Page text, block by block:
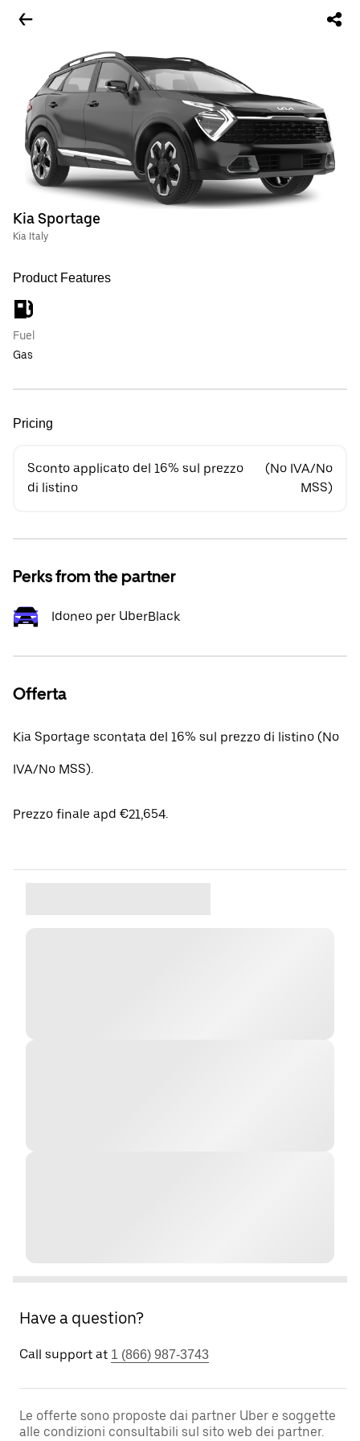
Kia Sportage
Kia Italy
Product Features
Fuel
Gas
Pricing
Sconto applicato del 16% sul prezzo
di listino
(No IVA/No
MSS)
Perks from the partner
Idoneo per UberBlack
Offerta
Kia Sportage scontata del 16% sul prezzo di listino (No
IVA/No MSS).
Prezzo finale apd €21,654.
Have a question?
Call support at 1 (866) 987-3743
Le offerte sono proposte dai partner Uber e soggette
alle condizioni consultabili sul sito web dei partner.